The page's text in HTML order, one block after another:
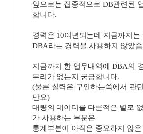
앞으로는 집중적으로 DB관련된
합니다.
경력은 10여년되는데 지금까지는
DBA라는 경력을 사용하지 않았
지금까지 한 업무내역에 DBA의
무리가 없는지 궁금합니다.
(물론 실력은 구인하는쪽에서 판
만요)
대량의 데이터를 다룬적은 별로
가 사용하는 부분은
통계부분이 아직은 중요하지 않